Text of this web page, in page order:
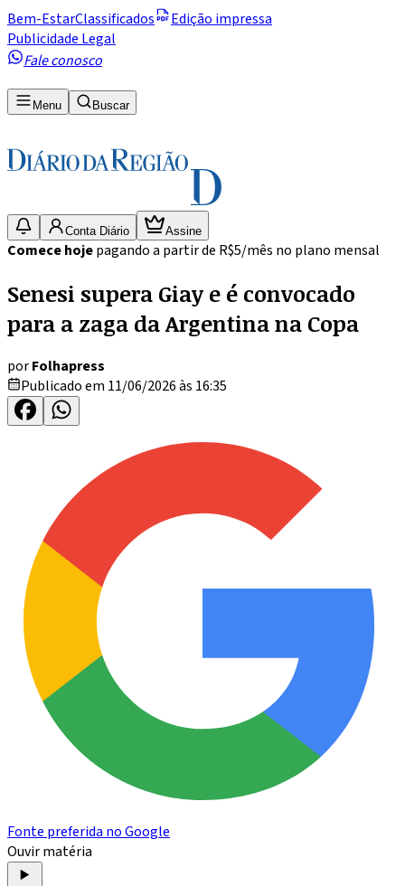
Bem-EstarClassificados
Edição impressa
Publicidade Legal
Fale conosco
Menu Buscar
Conta Diário Assine
Comece hojepagando a partir de R$5/mês no plano mensal
Senesi supera Giay e é convocado
para a zaga da Argentina na Copa
porFolhapress
Publicado em 11/06/2026 às 16:35
Fonte preferida no Google
Ouvir matéria